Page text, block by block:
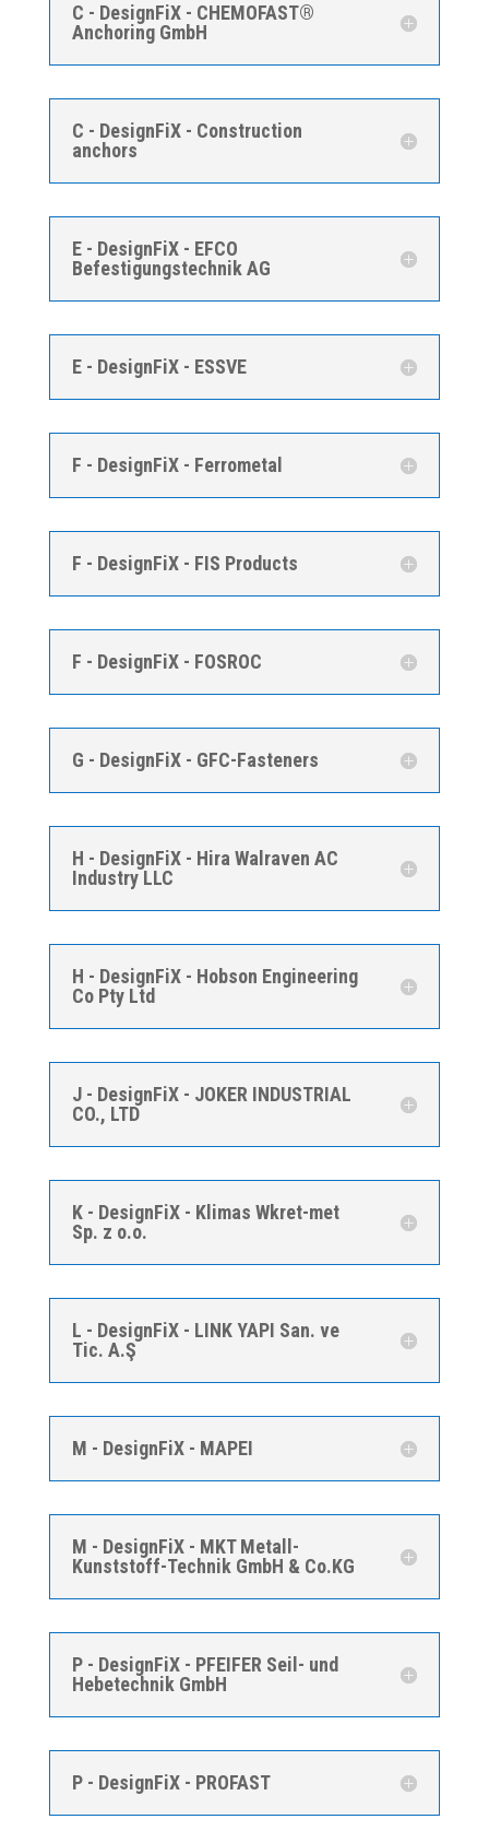
C - DesignFiX - CHEMOFAST®
Anchoring GmbH
C - DesignFiX - Construction
anchors
E - DesignFiX - EFCO
Befestigungstechnik AG
E - DesignFiX - ESSVE
F - DesignFiX - Ferrometal
F - DesignFiX - FIS Products
F - DesignFiX - FOSROC
G - DesignFiX - GFC-Fasteners
H - DesignFiX - Hira Walraven AC
Industry LLC
H - DesignFiX - Hobson Engineering
Co Pty Ltd
J - DesignFiX - JOKER INDUSTRIAL
CO., LTD
K - DesignFiX - Klimas Wkret-met
Sp. z o.o.
L - DesignFiX - LINK YAPI San. ve
Tic. A.Ş
M - DesignFiX - MAPEI
M - DesignFiX - MKT Metall-
Kunststoff-Technik GmbH & Co.KG
P - DesignFiX - PFEIFER Seil- und
Hebetechnik GmbH
P - DesignFiX - PROFAST